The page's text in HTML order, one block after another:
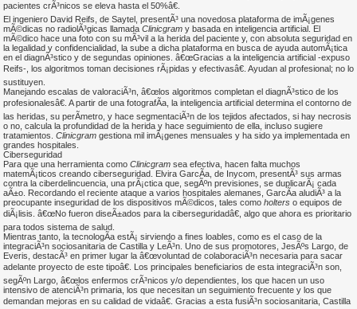
pacientes crÃ³nicos se eleva hasta el 50%â€.
El ingeniero David Reifs, de Saytel, presentÃ³ una novedosa plataforma de imÃ¡genes
mÃ©dicas no radiolÃ³gicas llamada Clinicgram y basada en inteligencia artificial. El
mÃ©dico hace una foto con su mÃ³vil a la herida del paciente y, con absoluta seguridad en
la legalidad y confidencialidad, la sube a dicha plataforma en busca de ayuda automÃ¡tica
en el diagnÃ³stico y de segundas opiniones. â€œGracias a la inteligencia artificial -expuso
Reifs-, los algoritmos toman decisiones rÃ¡pidas y efectivasâ€. Ayudan al profesional; no lo
sustituyen.
Manejando escalas de valoraciÃ³n, â€œlos algoritmos completan el diagnÃ³stico de los
profesionalesâ€. A partir de una fotografÃ­a, la inteligencia artificial determina el contorno de
las heridas, su perÃ­metro, y hace segmentaciÃ³n de los tejidos afectados, si hay necrosis
o no, calcula la profundidad de la herida y hace seguimiento de ella, incluso sugiere
tratamientos. Clinicgram gestiona mil imÃ¡genes mensuales y ha sido ya implementada en
grandes hospitales.
Ciberseguridad
Para que una herramienta como Clinicgram sea efectiva, hacen falta muchos
matemÃ¡ticos creando ciberseguridad. Elvira GarcÃ­a, de Inycom, presentÃ³ sus armas
contra la ciberdelincuencia, una prÃ¡ctica que, segÃºn previsiones, se duplicarÃ¡ cada
aÃ±o. Recordando el reciente ataque a varios hospitales alemanes, GarcÃ­a aludiÃ³ a la
preocupante inseguridad de los dispositivos mÃ©dicos, tales como holters o equipos de
diÃ¡lisis. â€œNo fueron diseÃ±ados para la ciberseguridadâ€, algo que ahora es prioritario
para todos sistema de salud.
Mientras tanto, la tecnologÃ­a estÃ¡ sirviendo a fines loables, como es el caso de la
integraciÃ³n sociosanitaria de Castilla y LeÃ³n. Uno de sus promotores, JesÃºs Largo, de
Everis, destacÃ³ en primer lugar la â€œvoluntad de colaboraciÃ³n necesaria para sacar
adelante proyecto de este tipoâ€. Los principales beneficiarios de esta integraciÃ³n son,
segÃºn Largo, â€œlos enfermos crÃ³nicos y/o dependientes, los que hacen un uso
intensivo de atenciÃ³n primaria, los que necesitan un seguimiento frecuente y los que
demandan mejoras en su calidad de vidaâ€. Gracias a esta fusiÃ³n sociosanitaria, Castilla